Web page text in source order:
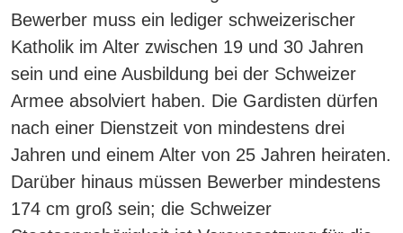
Bewerber muss ein lediger schweizerischer
Katholik im Alter zwischen 19 und 30 Jahren
sein und eine Ausbildung bei der Schweizer
Armee absolviert haben. Die Gardisten dürfen
nach einer Dienstzeit von mindestens drei
Jahren und einem Alter von 25 Jahren heiraten.
Darüber hinaus müssen Bewerber mindestens
174 cm groß sein; die Schweizer